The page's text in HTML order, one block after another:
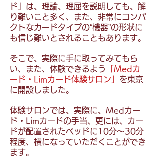
ド」は、理論、理屈を説明しても、解
り難いこと多く、また、非常にコンパ
クトなカードタイプの“機器”の形状に
も信じ難いとされることもあります。
そこで、実際に手に取ってみてもら
い、また、体験できるよう
「Medカ
ード・Limカード体験サロン」 を東京
に開設しました。
体験サロンでは、実際に、Medカー
ド・Limカードの手当、更には、カー
ドが配置されたベッドに10分～30分
程度、横になっていただくことができ
ます。